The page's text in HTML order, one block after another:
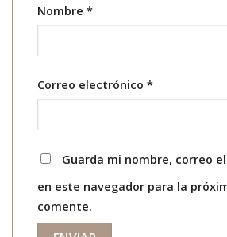
Nombre *
Correo electrónico *
Guarda mi nombre, correo
en este navegador para la
comente.